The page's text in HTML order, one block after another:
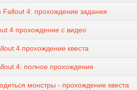
Fallout 4: прохождение задания
4 прохождение с видео
4 прохождение квеста
4: полное прохождение
монстры - прохождение квеста